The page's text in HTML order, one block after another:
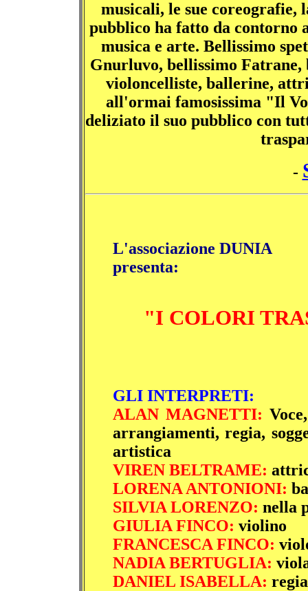
musicali, le sue coreografie,
pubblico ha fatto da contorno
musica e arte. Bellissimo
Gnurluvo, bellissimo
violoncelliste, ballerine,
all'ormai famosissima "Il
deliziato il suo pubblico con
-
L'associazione DUNIA
presenta:
"I COLORI
GLI INTERPRETI:
ALANMAGNETTI:
arrangiamenti, regia,
artistica
VIREN BELTRAME:
LORENA ANTONIONI:
SILVIA LORENZO: nella
GIULIA FINCO: violino
FRANCESCA FINCO:
NADIA BERTUGLIA:
DANIEL ISABELLA: